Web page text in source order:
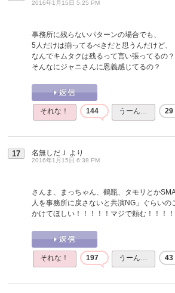
2016年1月15日 5:25 PM
事務所に残らないパターンの場合でも、
5人だけは揃ってるべきだと思うんだけど、
なんでキムタクは残るって言い張ってるの？
そんなにジャニさんに恩義感じてるの？
それな！ 144 うーん… 29
17 名無しだＪ より
2016年1月15日 6:38 PM
さんま、まっちゃん、鶴瓶、タモリとか
人を事務所に戻さないと共演NG」ぐらいの
かけてほしい！！！！！マジで頼む！！！！
それな！ 197 うーん… 43